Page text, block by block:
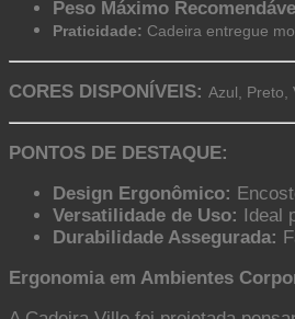
Peso Máximo
Praticidade: Cadeira entregue
CORES DISPONÍVEIS: Azul, Preto,
PONTOS DE DESTAQUE:
Design Ergonômico:
Versatilidade de Uso: Ideal
Durabilidade Assegurada:
Ergonomia em Ambientes